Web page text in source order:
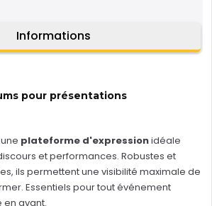
Informations
pour présentations
plateforme d'expressionidéale
et performances. Robustes et
ils permettent une visibilité maximale de
Essentiels pour tout événement
en avant.